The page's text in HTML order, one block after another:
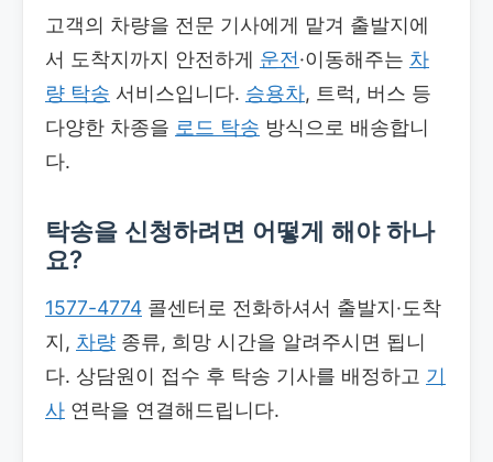
고객의 차량을 전문 기사에게 맡겨 출발지에
서 도착지까지 안전하게 운전·이동해주는 차
량 탁송 서비스입니다. 승용차, 트럭, 버스 등
다양한 차종을 로드 탁송 방식으로 배송합니
다.
탁송을 신청하려면 어떻게 해야 하나
요?
1577-4774 콜센터로 전화하셔서 출발지·도착
지, 차량 종류, 희망 시간을 알려주시면 됩니
다. 상담원이 접수 후 탁송 기사를 배정하고 기
사 연락을 연결해드립니다.